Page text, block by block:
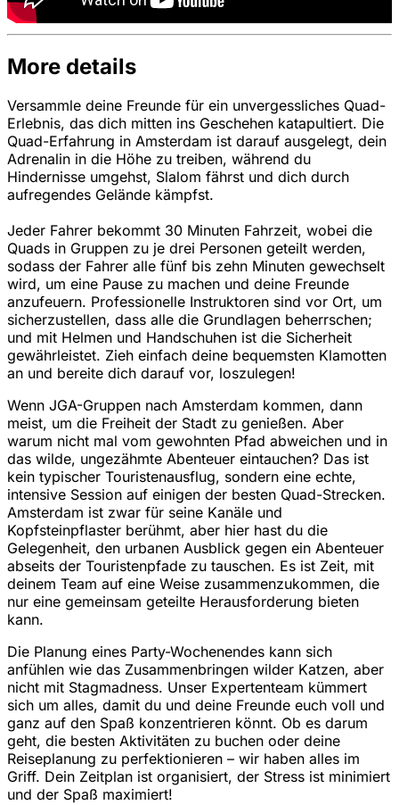
More details
Versammle deine Freunde für ein unvergessliches Quad-
Erlebnis, das dich mitten ins Geschehen katapultiert. Die
Quad-Erfahrung in Amsterdam ist darauf ausgelegt, dein
Adrenalin in die Höhe zu treiben, während du
Hindernisse umgehst, Slalom fährst und dich durch
aufregendes Gelände kämpfst.
Jeder Fahrer bekommt 30 Minuten Fahrzeit, wobei die
Quads in Gruppen zu je drei Personen geteilt werden,
sodass der Fahrer alle fünf bis zehn Minuten gewechselt
wird, um eine Pause zu machen und deine Freunde
anzufeuern. Professionelle Instruktoren sind vor Ort, um
sicherzustellen, dass alle die Grundlagen beherrschen;
und mit Helmen und Handschuhen ist die Sicherheit
gewährleistet. Zieh einfach deine bequemsten Klamotten
an und bereite dich darauf vor, loszulegen!
Wenn JGA-Gruppen nach Amsterdam kommen, dann
meist, um die Freiheit der Stadt zu genießen. Aber
warum nicht mal vom gewohnten Pfad abweichen und in
das wilde, ungezähmte Abenteuer eintauchen? Das ist
kein typischer Touristenausflug, sondern eine echte,
intensive Session auf einigen der besten Quad-Strecken.
Amsterdam ist zwar für seine Kanäle und
Kopfsteinpflaster berühmt, aber hier hast du die
Gelegenheit, den urbanen Ausblick gegen ein Abenteuer
abseits der Touristenpfade zu tauschen. Es ist Zeit, mit
deinem Team auf eine Weise zusammenzukommen, die
nur eine gemeinsam geteilte Herausforderung bieten
kann.
Die Planung eines Party-Wochenendes kann sich
anfühlen wie das Zusammenbringen wilder Katzen, aber
nicht mit Stagmadness. Unser Expertenteam kümmert
sich um alles, damit du und deine Freunde euch voll und
ganz auf den Spaß konzentrieren könnt. Ob es darum
geht, die besten Aktivitäten zu buchen oder deine
Reiseplanung zu perfektionieren – wir haben alles im
Griff. Dein Zeitplan ist organisiert, der Stress ist minimiert
und der Spaß maximiert!